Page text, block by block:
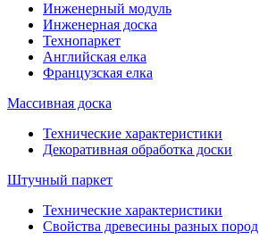
Инженерный модуль
Инженерная доска
Технопаркет
Английская елка
Французская елка
Массивная доска
Технические характеристики
Декоративная обработка доски
Штучный паркет
Технические характеристики
Свойства древесины разных пород